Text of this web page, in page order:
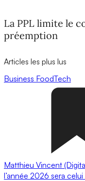
La PPL limite le
préemption
Articles les plus lus
Business FoodTech
Matthieu Vincent
l’année 2026 sera